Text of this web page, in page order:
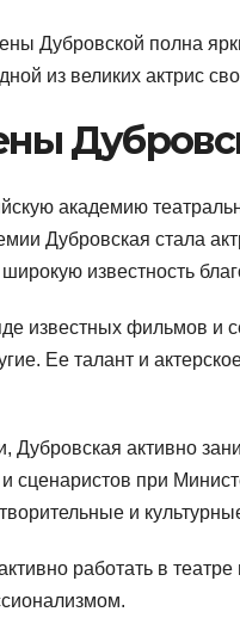
Дубровской полна
из великих актрис
академию
Дубровская стала
известность
известных фильмов
Ее талант и
Дубровская активно
сценаристов при
и
работать в